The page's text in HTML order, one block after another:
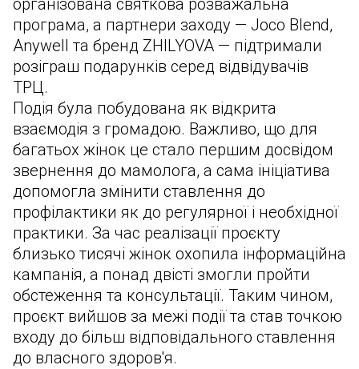
організована святкова розважальна
програма, а партнери заходу — Joco Blend,
Anywell та бренд ZHILYOVA — підтримали
розіграш подарунків серед відвідувачів
ТРЦ.
Подія була побудована як відкрита
взаємодія з громадою. Важливо, що для
багатьох жінок це стало першим досвідом
звернення до мамолога, а сама ініціатива
допомогла змінити ставлення до
профілактики як до регулярної і необхідної
практики. За час реалізації проєкту
близько тисячі жінок охопила інформаційна
кампанія, а понад двісті змогли пройти
обстеження та консультації. Таким чином,
проєкт вийшов за межі події та став точкою
входу до більш відповідального ставлення
до власного здоров'я.